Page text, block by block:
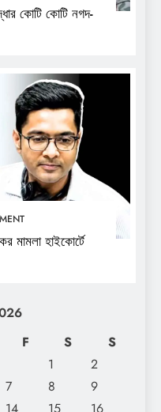
কোটি কোটি নগদ-
মামলা হাইকোর্টে
F S
S
1
2
7 8
9
14 15 16